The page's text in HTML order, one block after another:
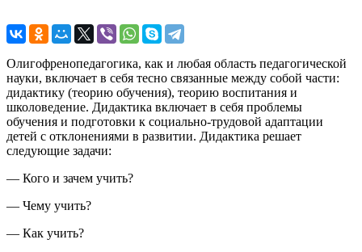
Олигофренопедагогика, как и любая область педагогической
науки, включает в себя тесно связанные между собой части:
дидактику (теорию обучения), теорию воспитания и
школоведение. Дидактика включает в себя проблемы
обучения и подготовки к социально-трудовой адаптации
детей с отклонениями в развитии. Дидактика решает
следующие задачи:
— Кого и зачем учить?
— Чему учить?
— Как учить?